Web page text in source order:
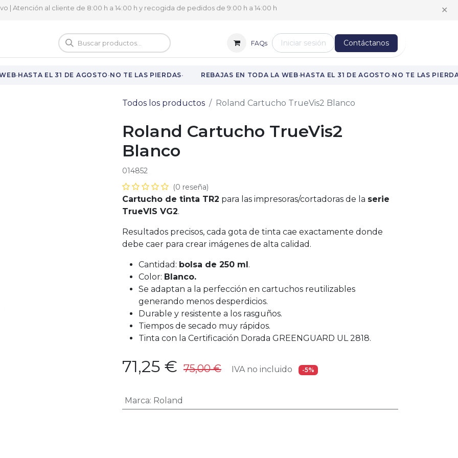
| Atención al cliente de 8:00 h a 14:00 h y recogida de pedidos de 9:00 h a 14:00 h ✕
Vuelta al cole FAQs Iniciar sesión Contáctanos
·HASTA EL 31 DE AGOSTO·NO TE LAS PIERDAS· REBAJAS EN TODA LA WEB·HASTA EL 31 DE AGOSTO ·NO TE LAS PIERDAS
Todos los productos Roland Cartucho TrueVis2 Blanco
Roland Cartucho TrueVis2
Blanco
014852
(0 reseña)
Cartucho de tinta TR2 para las impresoras/cortadoras de la serie
TrueVIS VG2.
Resultados precisos, cada gota de tinta cae exactamente donde
debe caer para crear imágenes de alta calidad.
Cantidad: bolsa de 250 ml.
Color: Blanco.
Se adaptan a la perfección en cartuchos reutilizables
generando menos desperdicios.
Durable y resistente a los rasguños.
Tiempos de secado muy rápidos.
Tinta con la Certificación Dorada GREENGUARD UL 2818.
71,25 € 75,00€ IVA no incluido -5%
Marca: Roland